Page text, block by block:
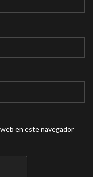
en este navegador